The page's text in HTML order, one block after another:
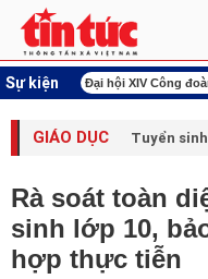
Sự kiện
ngày đêm Đại hội XIV Công
GIÁO DỤC Tuyển sinh
Rà soát toàn
sinh lớp 10,
hợp thực tiễn